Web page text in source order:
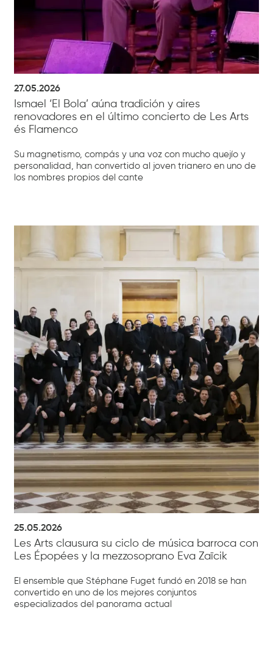
27.05.2026
Ismael ‘El Bola’ aúna tradición y aires
renovadores en el último concierto de Les Arts
és Flamenco
Su magnetismo, compás y una voz con mucho quejío y
personalidad, han convertido al joven trianero en uno de
los nombres propios del cante
25.05.2026
Les Arts clausura su ciclo de música barroca con
Les Épopées y la mezzosoprano Eva Zaïcik
El ensemble que Stéphane Fuget fundó en 2018 se han
convertido en uno de los mejores conjuntos
especializados del panorama actual